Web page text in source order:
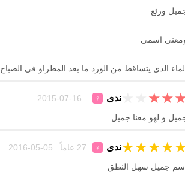
ورئع
اسمي
الذي يتساقط من الورد ما بعد المطراو في الصباح
ندى ♀ ★
★
★
و لهو معنا جميل
ندى ♀ ★
★
★
★
جميل سهل النطق